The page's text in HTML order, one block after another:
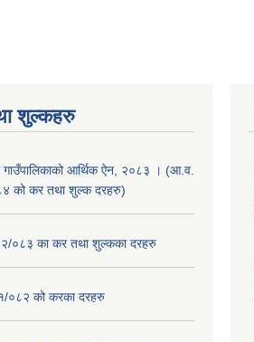
शुल्कहरु
गाउँपालिकाको आर्थिक ऐन, २०८३ । (आ.व.
को कर तथा शुल्क दरहरु)
०८३ का कर तथा शुल्कका दरहरु
०८२ को करका दरहरु